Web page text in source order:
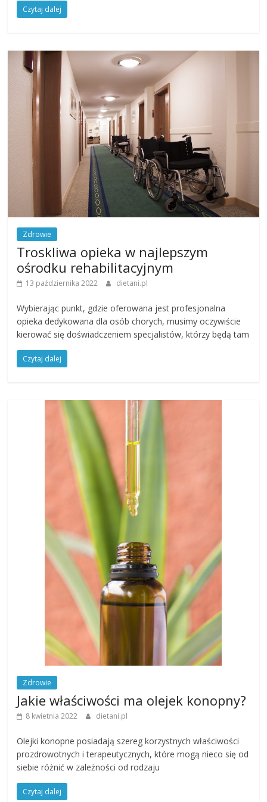
Czytaj dalej
Zdrowie
Troskliwa opieka w najlepszym
ośrodku rehabilitacyjnym
13 października 2022 dietani.pl
Wybierając punkt, gdzie oferowana jest profesjonalna
opieka dedykowana dla osób chorych, musimy oczywiście
kierować się doświadczeniem specjalistów, którzy będą tam
Czytaj dalej
Zdrowie
Jakie właściwości ma olejek konopny?
8 kwietnia 2022 dietani.pl
Olejki konopne posiadają szereg korzystnych właściwości
prozdrowotnych i terapeutycznych, które mogą nieco się od
siebie różnić w zależności od rodzaju
Czytaj dalej